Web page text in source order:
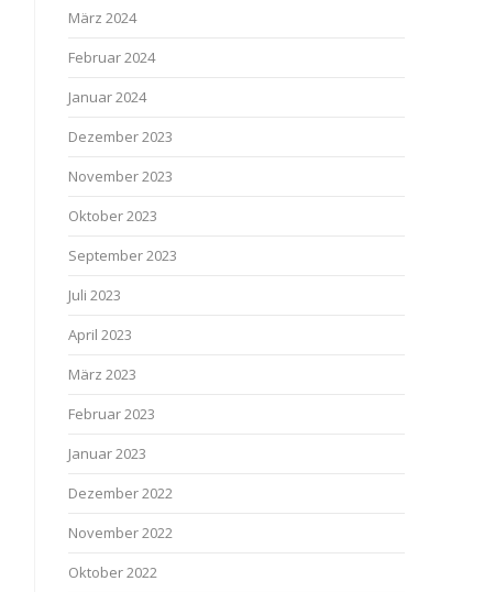
März 2024
Februar 2024
Januar 2024
Dezember 2023
November 2023
Oktober 2023
September 2023
Juli 2023
April 2023
März 2023
Februar 2023
Januar 2023
Dezember 2022
November 2022
Oktober 2022